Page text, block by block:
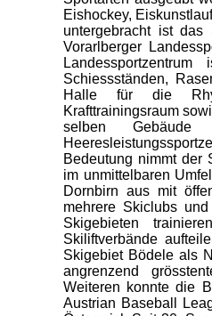
Eishockey,
untergebracht ist das
Vorarlberger
Schiessständen,
Halle für die
Krafttrainingsraum
selben
Bedeutung nimmt der
im unmittelbaren
Dornbirn aus mit
mehrere Skiclubs
Skigebieten
Skiliftverbände
Skigebiet Bödele als
angrenzend
Weiteren konnte die
Austrian Baseball